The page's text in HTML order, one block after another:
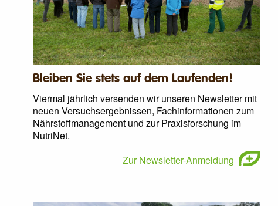
Bleiben Sie stets auf dem Laufenden!
Viermal jährlich versenden wir unseren Newsletter mit
neuen Versuchsergebnissen, Fachinformationen zum
Nährstoffmanagement und zur Praxisforschung im
NutriNet.
Zur Newsletter-Anmeldung